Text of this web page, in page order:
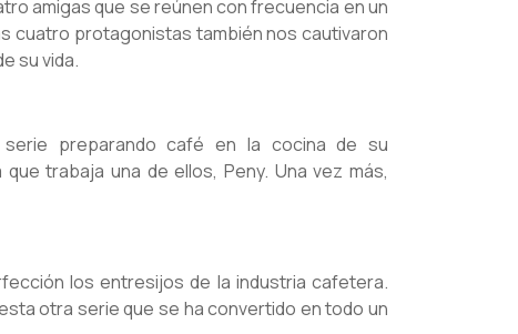
amigas que se reúnen con frecuencia en un
cuatro protagonistas también nos cautivaron
su vida.
preparando café en la cocina de su
trabaja una de ellos, Peny. Una vez más,
los entresijos de la industria cafetera.
otra serie que se ha convertido en todo un